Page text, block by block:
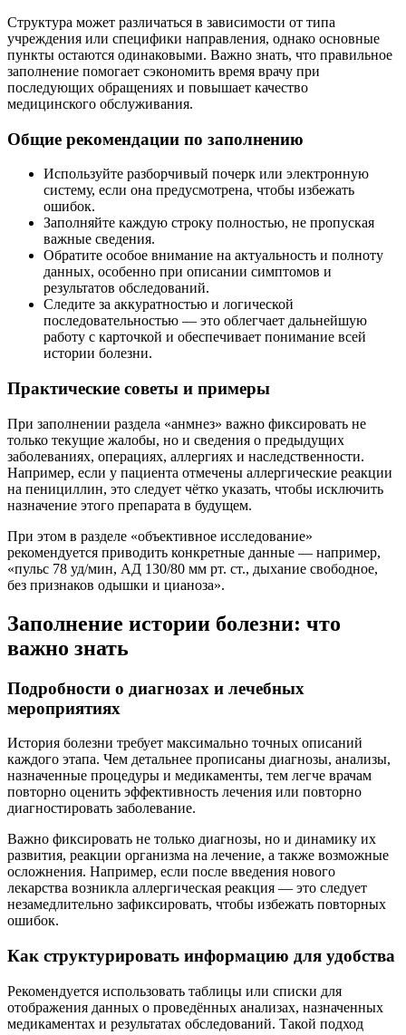
Структура может различаться в зависимости от типа
учреждения или специфики направления, однако основные
пункты остаются одинаковыми. Важно знать, что правильное
заполнение помогает сэкономить время врачу при
последующих обращениях и повышает качество
медицинского обслуживания.
Общие рекомендации по заполнению
Используйте разборчивый почерк или электронную
систему, если она предусмотрена, чтобы избежать
ошибок.
Заполняйте каждую строку полностью, не пропуская
важные сведения.
Обратите особое внимание на актуальность и полноту
данных, особенно при описании симптомов и
результатов обследований.
Следите за аккуратностью и логической
последовательностью — это облегчает дальнейшую
работу с карточкой и обеспечивает понимание всей
истории болезни.
Практические советы и примеры
При заполнении раздела «анмнез» важно фиксировать не
только текущие жалобы, но и сведения о предыдущих
заболеваниях, операциях, аллергиях и наследственности.
Например, если у пациента отмечены аллергические реакции
на пенициллин, это следует чётко указать, чтобы исключить
назначение этого препарата в будущем.
При этом в разделе «объективное исследование»
рекомендуется приводить конкретные данные — например,
«пульс 78 уд/мин, АД 130/80 мм рт. ст., дыхание свободное,
без признаков одышки и цианоза».
Заполнение истории болезни: что
важно знать
Подробности о диагнозах и лечебных
мероприятиях
История болезни требует максимально точных описаний
каждого этапа. Чем детальнее прописаны диагнозы, анализы,
назначенные процедуры и медикаменты, тем легче врачам
повторно оценить эффективность лечения или повторно
диагностировать заболевание.
Важно фиксировать не только диагнозы, но и динамику их
развития, реакции организма на лечение, а также возможные
осложнения. Например, если после введения нового
лекарства возникла аллергическая реакция — это следует
незамедлительно зафиксировать, чтобы избежать повторных
ошибок.
Как структурировать информацию для удобства
Рекомендуется использовать таблицы или списки для
отображения данных о проведённых анализах, назначенных
медикаментах и результатах обследований. Такой подход